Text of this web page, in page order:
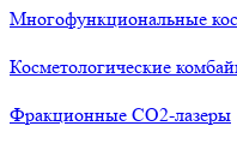
Многофункциональные
Косметологические
Фракционные СО2-лазеры